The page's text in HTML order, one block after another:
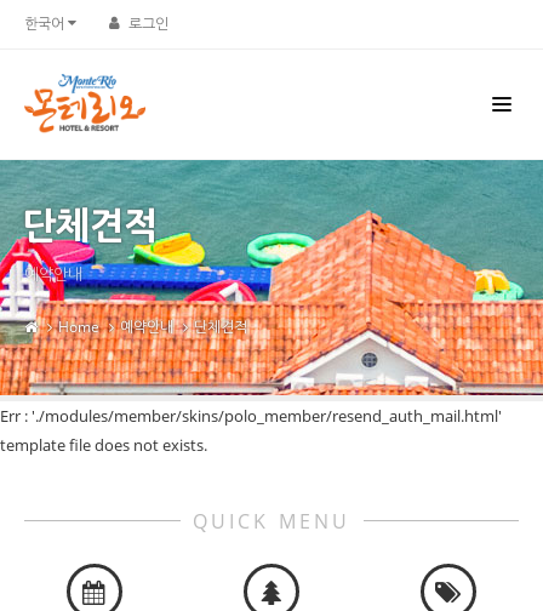
한국어 로그인
단체견적
예약안내
Home 예약안내 단체견적
Err : './modules/member/skins/polo_member/resend_auth_mail.html'
template file does not exists.
QUICK MENU